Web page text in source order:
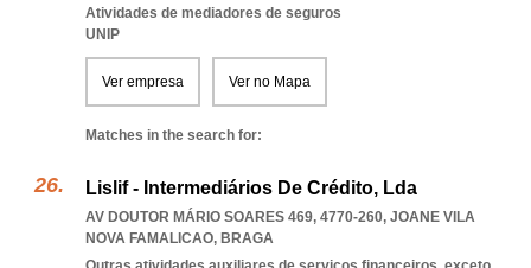
Atividades de mediadores de seguros
UNIP
Ver empresa Ver no Mapa
Matches in the search for:
Lislif - Intermediários De Crédito, Lda
AV DOUTOR MÁRIO SOARES 469, 4770-260, JOANE VILA
NOVA FAMALICAO, BRAGA